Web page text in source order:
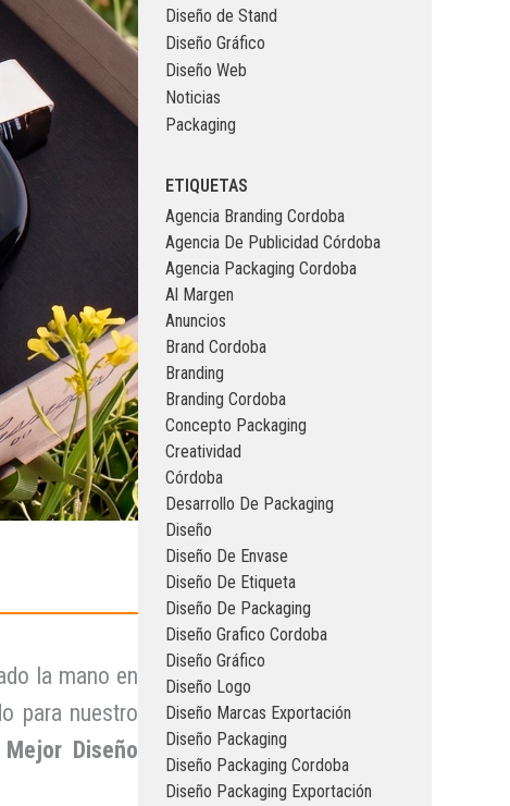
la mano en
para nuestro
Mejor Diseño
Diseño de Stand
Diseño Gráfico
Diseño Web
Noticias
Packaging
ETIQUETAS
Agencia Branding Cordoba
Agencia De Publicidad Córdoba
Agencia Packaging Cordoba
Al Margen
Anuncios
Brand Cordoba
Branding
Branding Cordoba
Concepto Packaging
Creatividad
Córdoba
Desarrollo De Packaging
Diseño
Diseño De Envase
Diseño De Etiqueta
Diseño De Packaging
Diseño Grafico Cordoba
Diseño Gráfico
Diseño Logo
Diseño Marcas Exportación
Diseño Packaging
Diseño Packaging Cordoba
Diseño Packaging Exportación